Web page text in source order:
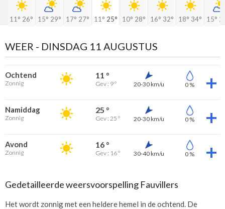
11° 26° 15° 29° 17° 27° 11° 25° 10° 28° 16° 32° 18° 34° 15°
WEER - DINSDAG 11 AUGUSTUS
Ochtend
Zonnig
11 °
Gev : 9 ° 20-30 km/u 0 %
Namiddag
Zonnig
25 °
Gev : 25 ° 20-30 km/u 0 %
Avond
Zonnig
16 °
Gev : 16 ° 30-40 km/u 0 %
Gedetailleerde weersvoorspelling Fauvillers
Het wordt zonnig met een heldere hemel in de ochtend. De